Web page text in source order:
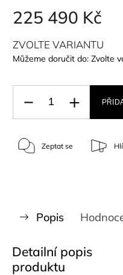
225 490 Kč
ZVOLTE VARIANTU
Můžeme doručit do: Zvolte
Zeptat se
Popis
Detailní popis
produktu